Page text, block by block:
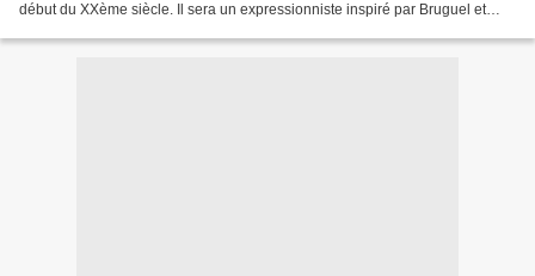
début du XXème siècle. Il sera un expressionniste inspiré par Bruguel et